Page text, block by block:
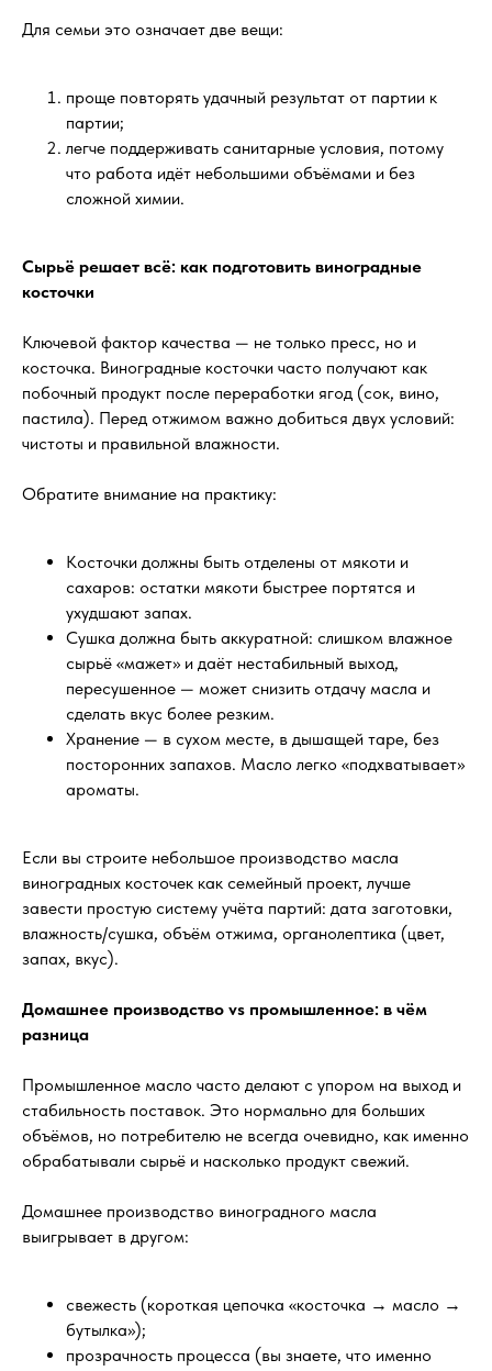
Для семьи это означает две вещи:
проще повторять удачный результат от партии к
партии;
легче поддерживать санитарные условия, потому
что работа идёт небольшими объёмами и без
сложной химии.
Сырьё решает всё: как подготовить виноградные
косточки
Ключевой фактор качества — не только пресс, но и
косточка. Виноградные косточки часто получают как
побочный продукт после переработки ягод (сок, вино,
пастила). Перед отжимом важно добиться двух условий:
чистоты и правильной влажности.
Обратите внимание на практику:
Косточки должны быть отделены от мякоти и
сахаров: остатки мякоти быстрее портятся и
ухудшают запах.
Сушка должна быть аккуратной: слишком влажное
сырьё «мажет» и даёт нестабильный выход,
пересушенное — может снизить отдачу масла и
сделать вкус более резким.
Хранение — в сухом месте, в дышащей таре, без
посторонних запахов. Масло легко «подхватывает»
ароматы.
Если вы строите небольшое производство масла
виноградных косточек как семейный проект, лучше
завести простую систему учёта партий: дата заготовки,
влажность/сушка, объём отжима, органолептика (цвет,
запах, вкус).
Домашнее производство vs промышленное: в чём
разница
Промышленное масло часто делают с упором на выход и
стабильность поставок. Это нормально для больших
объёмов, но потребителю не всегда очевидно, как именно
обрабатывали сырьё и насколько продукт свежий.
Домашнее производство виноградного масла
выигрывает в другом:
свежесть (короткая цепочка «косточка → масло →
бутылка»);
прозрачность процесса (вы знаете, что именно